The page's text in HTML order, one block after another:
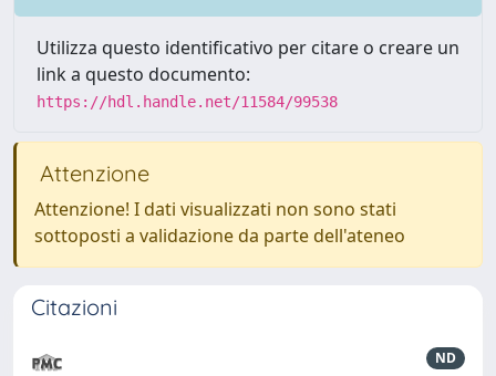
Utilizza questo identificativo per citare o creare un
link a questo documento:
https://hdl.handle.net/11584/99538
Attenzione
Attenzione! I dati visualizzati non sono stati
sottoposti a validazione da parte dell'ateneo
Citazioni
ND